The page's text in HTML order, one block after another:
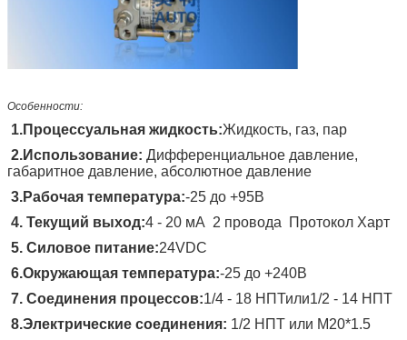
Особенности:
1.Процессуальная жидкость:Жидкость, газ, пар
2.Использование: Дифференциальное давление,
габаритное давление, абсолютное давление
3.Рабочая температура:-25 до +95В
4. Текущий выход:4 - 20 мА 2 провода
Протокол Харт
5. Силовое питание:24VDC
6.Окружающая температура:-25 до +240В
7. Соединения процессов:1/4 - 18 НПТили1/2 - 14 НПТ
8.Электрические соединения: 1/2 НПТ или M20*1.5